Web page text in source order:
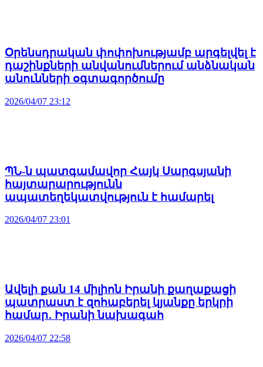
Օրենսդրական փոփոխությամբ արգելվել է
դաշինքների անվանումներում անձնական
անունների օգտագործումը
2026/04/07 23:12
ՊՆ-ն պատգամավոր Հայկ Սարգսյանի
հայտարարությունն
ապատեղեկատվություն է համարել
2026/04/07 23:01
Ավելի քան 14 միլիոն Իրանի քաղաքացի
պատրաստ է զոհաբերել կյանքը երկրի
համար․ Իրանի նախագահ
2026/04/07 22:58